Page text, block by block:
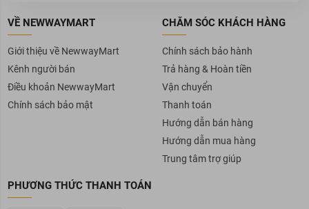
VỀ NEWWAYMART
Giới thiệu về NewwayMart
Kênh người bán
Điều khoản NewwayMart
Chính sách bảo mật
CHĂM SÓC KHÁCH HÀNG
Chính sách bảo hành
Trả hàng & Hoàn tiền
Vận chuyển
Thanh toán
Hướng dẫn bán hàng
Hướng dẫn mua hàng
Trung tâm trợ giúp
PHƯƠNG THỨC THANH TOÁN